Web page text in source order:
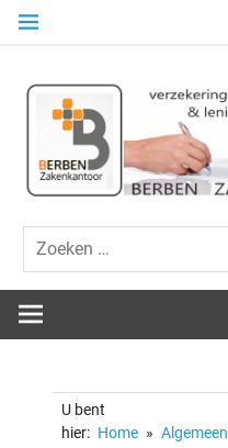
Naar
springen
U bent
hier: Home Algemeen